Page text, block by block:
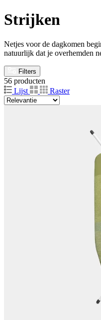
Strijken
Netjes voor de dagkomen
natuurlijk dat je overhemden
Filters
56 producten
Lijst
Raster